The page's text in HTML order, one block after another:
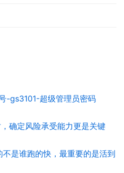
-gs3101-超级管理员密码
确定风险承受能力更是关键
是谁跑的快，最重要的是活到